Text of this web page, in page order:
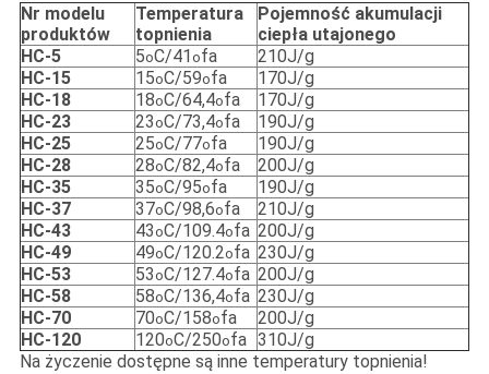
Nr modelu
produktów
Temperatura
topnienia
Pojemność akumulacji
ciepła utajonego
HC-5
5oC/41 ofa
210J/g
HC-15
15oC/59ofa
170J/g
HC-18
18oC/64,4ofa
170J/g
HC-23
23oC/73,4ofa
190J/g
HC-25
25oC/77ofa
190J/g
HC-28
28oC/82,4ofa
200J/g
HC-35
35oC/95ofa
190J/g
HC-37
37oC/98,6ofa
210J/g
HC-43
43oC/109.4ofa 200J/g
HC-49
49oC/120.2ofa 230J/g
HC-53
53oC/127.4ofa 200J/g
HC-58
58oC/136,4ofa 230J/g
HC-70
70oC/158ofa
200J/g
HC-120
120oC/250ofa 310J/g
Na życzenie dostępne są inne temperatury topnienia!